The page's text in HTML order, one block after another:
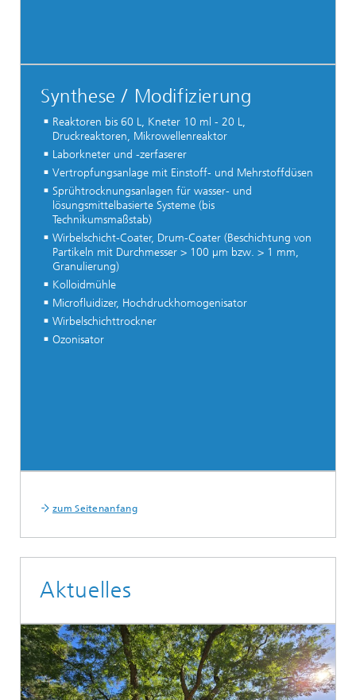
Synthese / Modifizierung
Reaktoren bis 60 L, Kneter 10 ml - 20 L,
Druckreaktoren, Mikrowellenreaktor
Laborkneter und -zerfaserer
Vertropfungsanlage mit Einstoff- und Mehrstoffdüsen
Sprühtrocknungsanlagen für wasser- und
lösungsmittelbasierte Systeme (bis
Technikumsmaßstab)
Wirbelschicht-Coater, Drum-Coater (Beschichtung von
Partikeln mit Durchmesser > 100 µm bzw. > 1 mm,
Granulierung)
Kolloidmühle
Microfluidizer, Hochdruckhomogenisator
Wirbelschichttrockner
Ozonisator
zum Seitenanfang
Aktuelles